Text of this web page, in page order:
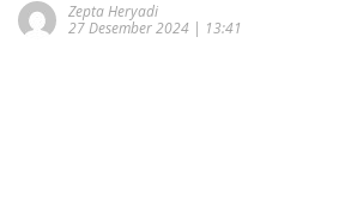
Zepta Heryadi
27 Desember 2024 | 13:41